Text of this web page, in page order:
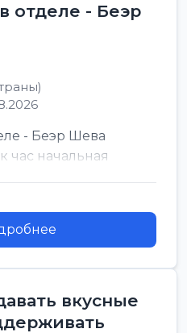
отделе - Беэр
- Беэр Шева
час начальная
вкусные